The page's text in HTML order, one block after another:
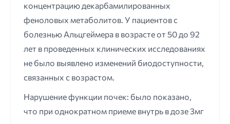
концентрацию декарбамилированных
феноловых метаболитов. У пациентов с
болезнью Альцгеймера в возрасте от 50 до 92
лет в проведенных клинических исследованиях
не было выявлено изменений биодоступности,
связанных с возрастом.
Нарушение функции почек: было показано,
что при однократном приеме внутрь в дозе 3мг